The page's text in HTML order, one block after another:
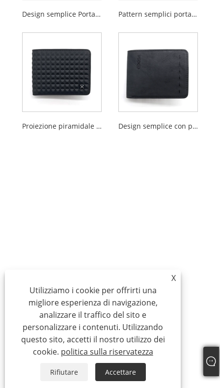
Design semplice Portatori bifold PU con tasca con cerniera e slot multi Pattern semplici portafogli bifold incisi per uomini
Proiezione piramidale Portatori bifold per uomini Design semplice con portafogli bifoldi incisi sul logo per uomini
X
Utilizziamo i cookie per offrirti una
migliore esperienza di navigazione,
analizzare il traffico del sito e
personalizzare i contenuti. Utilizzando
questo sito, accetti il ​​nostro utilizzo dei
cookie. politica sulla riservatezza
Rifiutare Accettare